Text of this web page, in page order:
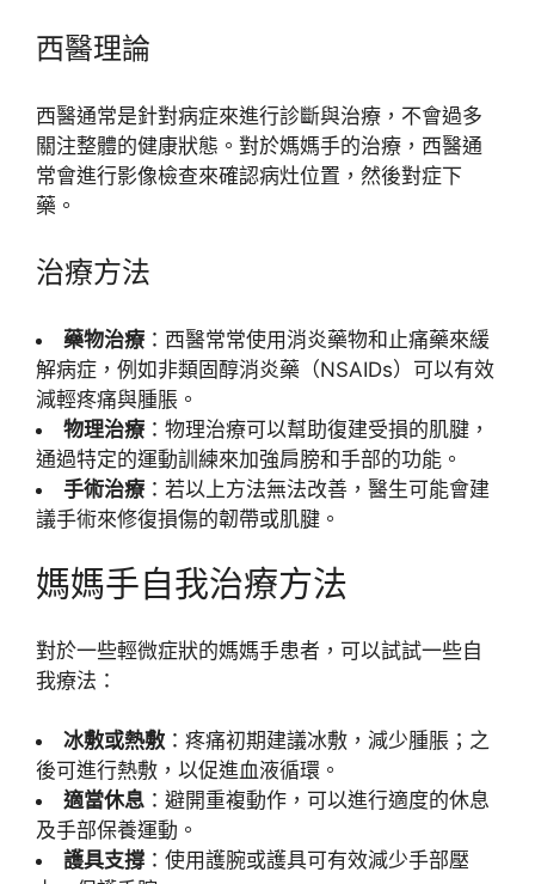
西醫理論
西醫通常是針對病症來進行診斷與治療，不會過多
關注整體的健康狀態。對於媽媽手的治療，西醫通
常會進行影像檢查來確認病灶位置，然後對症下
藥。
治療方法
藥物治療：西醫常常使用消炎藥物和止痛藥來緩
解病症，例如非類固醇消炎藥（NSAIDs）可以有效
減輕疼痛與腫脹。
物理治療：物理治療可以幫助復建受損的肌腱，
通過特定的運動訓練來加強肩膀和手部的功能。
手術治療：若以上方法無法改善，醫生可能會建
議手術來修復損傷的韌帶或肌腱。
媽媽手自我治療方法
對於一些輕微症狀的媽媽手患者，可以試試一些自
我療法：
冰敷或熱敷 ：疼痛初期建議冰敷，減少腫脹；之
後可進行熱敷，以促進血液循環。
適當休息 ：避開重複動作，可以進行適度的休息
及手部保養運動。
護具支撐 ：使用護腕或護具可有效減少手部壓